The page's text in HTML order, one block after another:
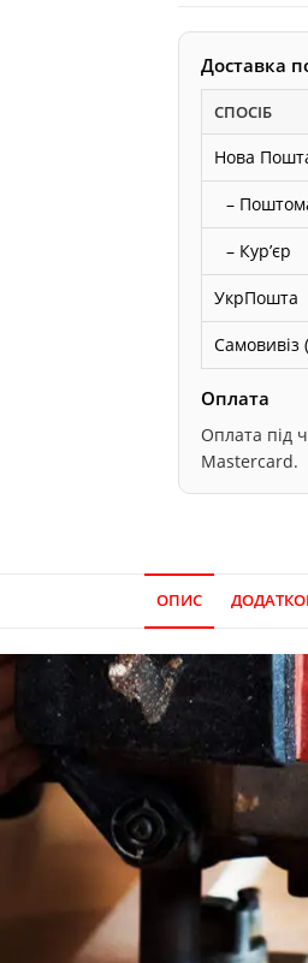
кількість
Доставка
СПОСІБ
Нова
–
– Курʼєр
УкрПошта
Самовивіз
Оплата
Оплата під
Mastercard.
ОПИС